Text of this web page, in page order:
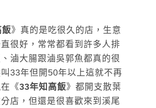
》真的是吃很久的店，生意
很好，常常都看到許多人排
滷大腸跟滷吳郭魚都真的很
33年但開50年以上這就不再
《33年知高飯》都開支散葉
店，但還是很喜歡來到溪尾